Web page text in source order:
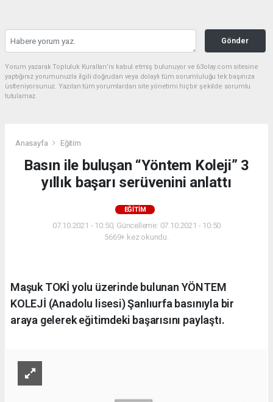
Gönder
Yorum yazarak Topluluk Kuralları’nı kabul etmiş bulunuyor ve 63olay.com sitesine
yaptığınız yorumunuzla ilgili doğrudan veya dolaylı tüm sorumluluğu tek başınıza
üstleniyorsunuz. Yazılan tüm yorumlardan site yönetimi hiçbir şekilde sorumlu
tutulamaz.
Anasayfa Eğitim
Basın ile buluşan “Yöntem Koleji” 3
yıllık başarı serüvenini anlattı
EĞITIM
07.10.2021 - 10:50, Güncelleme: 07.10.2021 - 10:50
5669+ kez okundu.
Maşuk TOKİ yolu üzerinde bulunan YÖNTEM
KOLEJİ (Anadolu lisesi) Şanlıurfa basınıyla bir
araya gelerek eğitimdeki başarısını paylaştı.